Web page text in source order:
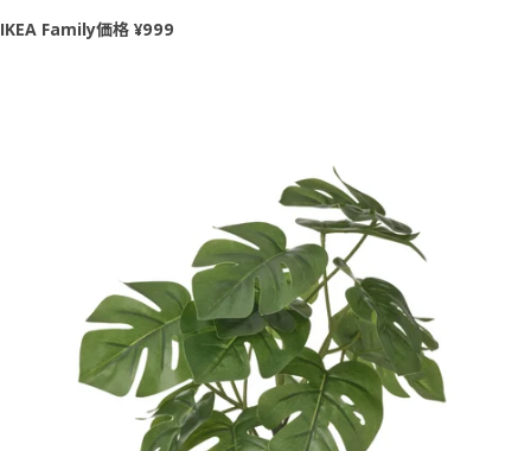
IKEA Family価格 ¥999